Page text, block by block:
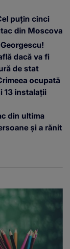
puțin cinci
din Moscova
dacă va fi
de stat
ocupată
13 instalații
din ultima
și a rănit